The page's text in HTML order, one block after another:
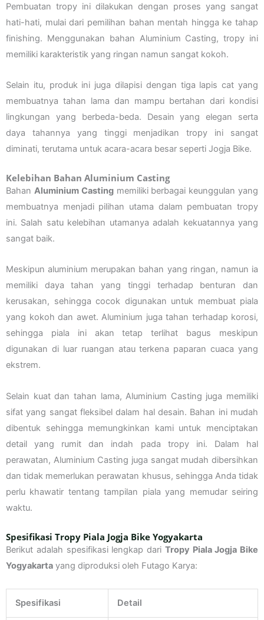
Pembuatan tropy ini dilakukan dengan proses yang sangat
hati-hati, mulai dari pemilihan bahan mentah hingga ke tahap
finishing. Menggunakan bahan Aluminium Casting, tropy ini
memiliki karakteristik yang ringan namun sangat kokoh.
Selain itu, produk ini juga dilapisi dengan tiga lapis cat yang
membuatnya tahan lama dan mampu bertahan dari kondisi
lingkungan yang berbeda-beda. Desain yang elegan serta
daya tahannya yang tinggi menjadikan tropy ini sangat
diminati, terutama untuk acara-acara besar seperti Jogja Bike.
Kelebihan Bahan Aluminium Casting
Bahan Aluminium Castingmemiliki berbagai keunggulan yang
membuatnya menjadi pilihan utama dalam pembuatan tropy
ini. Salah satu kelebihan utamanya adalah kekuatannya yang
sangat baik.
Meskipun aluminium merupakan bahan yang ringan, namun ia
memiliki daya tahan yang tinggi terhadap benturan dan
kerusakan, sehingga cocok digunakan untuk membuat piala
yang kokoh dan awet. Aluminium juga tahan terhadap korosi,
sehingga piala ini akan tetap terlihat bagus meskipun
digunakan di luar ruangan atau terkena paparan cuaca yang
ekstrem.
Selain kuat dan tahan lama, Aluminium Casting juga memiliki
sifat yang sangat fleksibel dalam hal desain. Bahan ini mudah
dibentuk sehingga memungkinkan kami untuk menciptakan
detail yang rumit dan indah pada tropy ini. Dalam hal
perawatan, Aluminium Casting juga sangat mudah dibersihkan
dan tidak memerlukan perawatan khusus, sehingga Anda tidak
perlu khawatir tentang tampilan piala yang memudar seiring
waktu.
Spesifikasi Tropy Piala Jogja Bike Yogyakarta
Berikut adalah spesifikasi lengkap dari Tropy Piala Jogja Bike
Yogyakarta yang diproduksi oleh Futago Karya:
Spesifikasi Detail